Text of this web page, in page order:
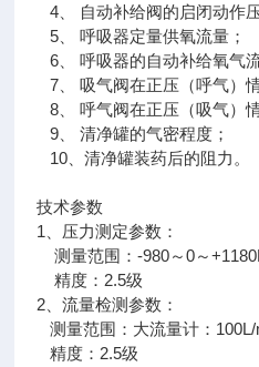
4、 自动补给阀的启闭动作
5、 呼吸器定量供氧流量；
6、 呼吸器的自动补给氧气
7、 吸气阀在正压（呼气）
8、 呼气阀在正压（吸气）
9、 清净罐的气密程度；
10、清净罐装药后的阻力。
技术参数
1、压力测定参数：
测量范围：-980～0～
精度：2.5级
2、流量检测参数：
测量范围：大流量计：
精度：2.5级